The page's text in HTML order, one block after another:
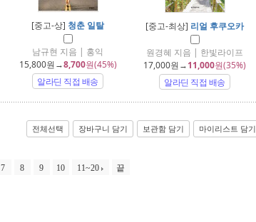
[중고-상] 청춘 일탈
남규현 지음 | 홍익
15,800원→8,700원(45%)
알라딘 직접 배송
[중고-최상] 리얼 후쿠오카
원경혜 지음 | 한빛라이프
17,000원→11,000원(35%)
알라딘 직접 배송
전체선택 장바구니 담기 보관함 담기 마이리스트 담기
7 8 9 10 11~20 끝